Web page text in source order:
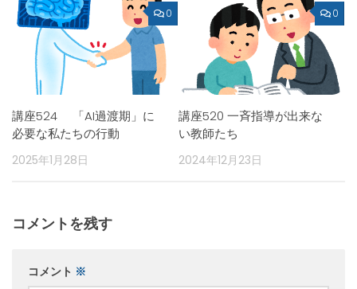
0
講座524 「AI過渡期」に
必要な私たちの行動
2025年1月28日
0
講座520 一斉指導が出来な
い教師たち
2024年12月23日
コメントを残す
コメント ※